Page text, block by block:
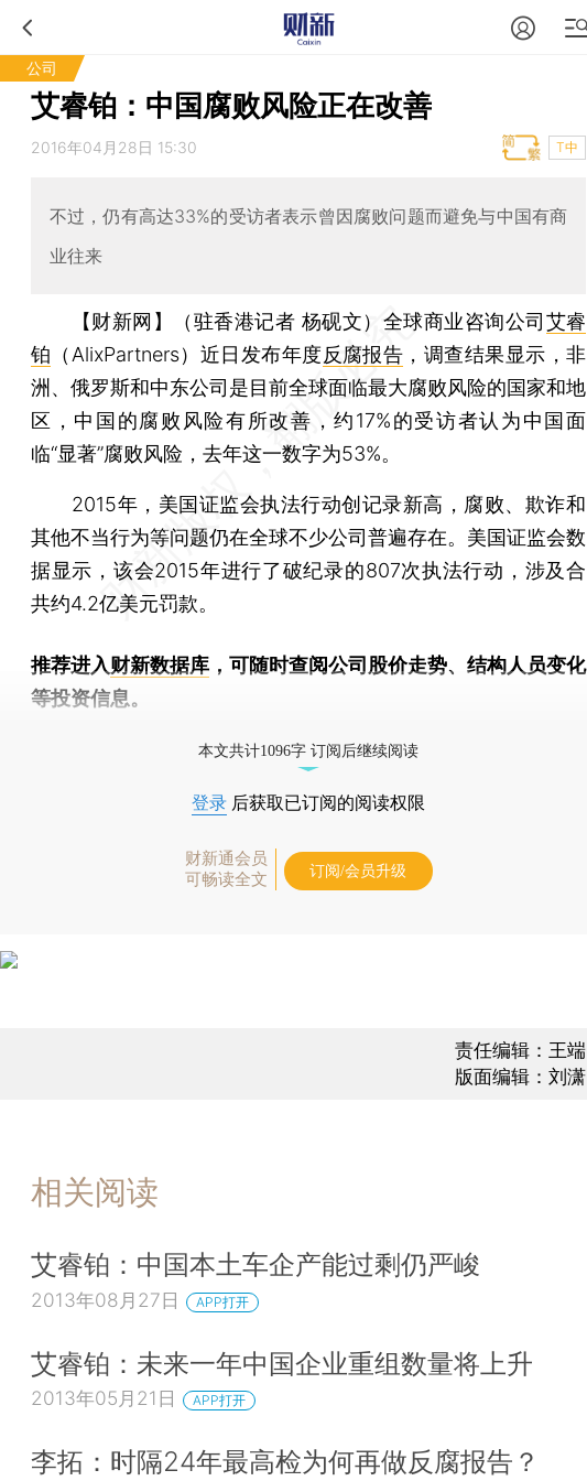
公司
艾睿铂：中国腐败风险正在改善
2016年04月28日 15:30 T中
不过，仍有高达33%的受访者表示曾因腐败问题而避免与中国有商
业往来
【财新网】（驻香港记者 杨砚文） 全球商业咨询公司艾睿
铂 （AlixPartners）近日发布年度反腐报告 ，调查结果显示，非
洲、俄罗斯和中东公司是目前全球面临最大腐败风险的国家和地
区，中国的腐败风险有所改善，约17%的受访者认为中国面
临“显著”腐败风险，去年这一数字为53%。
2015年，美国证监会执法行动创记录新高，腐败、欺诈和
其他不当行为等问题仍在全球不少公司普遍存在。美国证监会数
据显示，该会2015年进行了破纪录的807次执法行动，涉及合
共约4.2亿美元罚款。
推荐进入财新数据库 ，可随时查阅公司股价走势、结构人员变化
等投资信息。
本文共计1096字 订阅后继续阅读
登录 后获取已订阅的阅读权限
财新通会员
可畅读全文
订阅/会员升级
责任编辑：王端
版面编辑：刘潇
相关阅读
艾睿铂：中国本土车企产能过剩仍严峻
2013年08月27日 APP打开
艾睿铂：未来一年中国企业重组数量将上升
2013年05月21日 APP打开
李拓：时隔24年最高检为何再做反腐报告？